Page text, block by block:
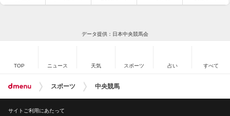
データ提供：日本中央競馬会
TOP ニュース 天気 スポーツ 占い すべて
スポーツ 中央競馬
サイトご利用にあたって